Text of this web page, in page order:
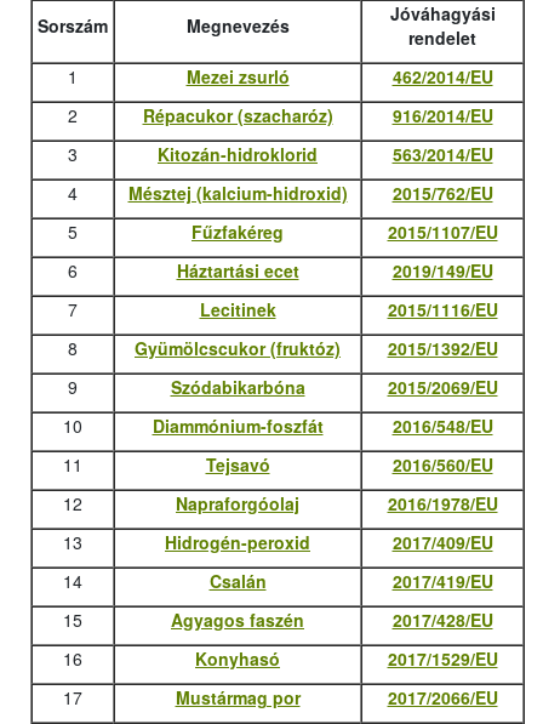
Sorszám Megnevezés
Jóváhagyási
rendelet
1
Mezei zsurló
462/2014/EU
2
Répacukor (szacharóz)
916/2014/EU
3
Kitozán-hidroklorid
563/2014/EU
4
Mésztej (kalcium-hidroxid)
2015/762/EU
5
Fűzfakéreg
2015/1107/EU
6
Háztartási ecet
2019/149/EU
7
Lecitinek
2015/1116/EU
8
Gyümölcscukor (fruktóz)
2015/1392/EU
9
Szódabikarbóna
2015/2069/EU
10
Diammónium-foszfát
2016/548/EU
11
Tejsavó
2016/560/EU
12
Napraforgóolaj
2016/1978/EU
13
Hidrogén-peroxid
2017/409/EU
14
Csalán
2017/419/EU
15
Agyagos faszén
2017/428/EU
16
Konyhasó
2017/1529/EU
17
Mustármag por 2017/2066/EU